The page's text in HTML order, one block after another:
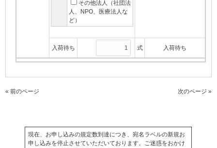
その他法人（社団法
人、NPO、医療法人な
ど）
入荷待ち 式 入荷待ち
« 前のページ 次のページ »
現在、お申し込みの規定数到達につき、宛名ラベルの新規お
申し込みを停止させていただいております。ご迷惑をおかけ